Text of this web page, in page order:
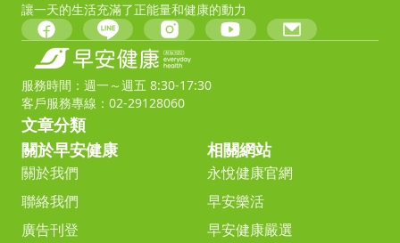
讓一天的生活充滿了正能量和健康的動力
服務時間：週一～週五 8:30-17:30
客戶服務專線：02-29128060
文章分類
關於早安健康
關於我們
聯絡我們
廣告刊登
相關網站
永悅健康官網
早安樂活
早安健康嚴選